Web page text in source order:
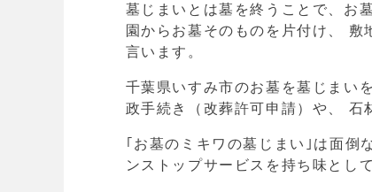
墓じまいとは墓を終うことで、お
園からお墓そのものを片付け、
言います。
千葉県いすみ市のお墓を墓じまい
政手続き（改葬許可申請）や、 石
｢お墓のミキワの墓じまい｣は面倒
ンストップサービスを持ち味とし